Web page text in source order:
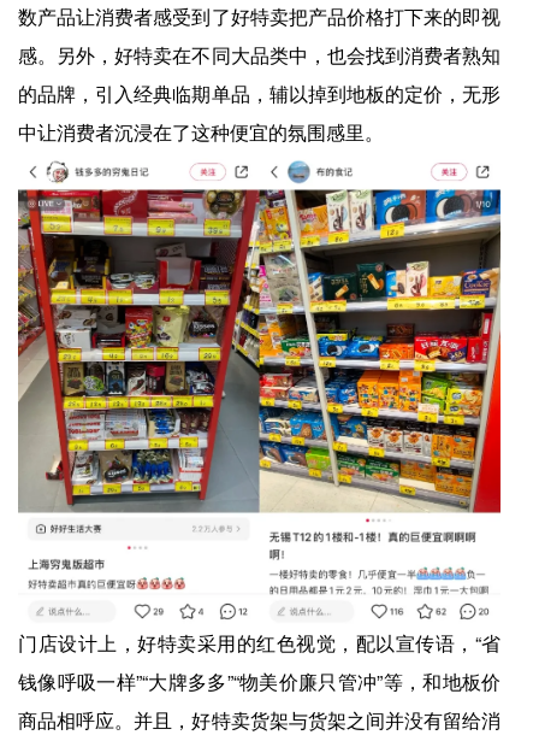
数产品让消费者感受到了好特卖把产品价格打下来的即视
感。另外，好特卖在不同大品类中，也会找到消费者熟知
的品牌，引入经典临期单品，辅以掉到地板的定价，无形
中让消费者沉浸在了这种便宜的氛围感里。
门店设计上，好特卖采用的红色视觉，配以宣传语，“省
钱像呼吸一样”“大牌多多”“物美价廉只管冲”等，和地板价
商品相呼应。并且，好特卖货架与货架之间并没有留给消